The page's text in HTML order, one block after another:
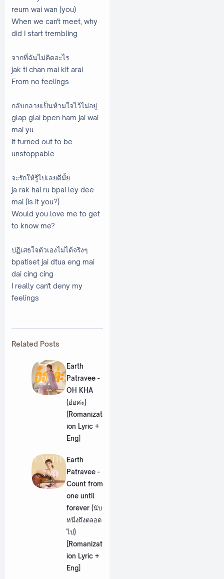
reum wai wan (you)
When we can't meet, why
did I start trembling
จากที่ฉันไม่คิดอะไร
jak ti chan mai kit arai
From no feelings
กลับกลายเป็นห้ามใจไว้ไม่อยู่
glap glai bpen ham jai wai
mai yu
It turned out to be
unstoppable
จะรักให้รู้ไปเลยดีมั้ย
ja rak hai ru bpai ley dee
mai (is it you?)
Would you love me to get
to know me?
ปฏิเสธใจตัวเองไม่ได้จริงๆ
bpatiset jai dtua eng mai
dai cing cing
I really can't deny my
feelings
Related Posts
Earth
Patravee -
OH KHA
(อ๋อค่ะ)
[Romanizat
ion Lyric +
Eng]
Earth
Patravee -
Count from
one until
forever (นับ
หนึ่งถึงตลอด
ไป)
[Romanizat
ion Lyric +
Eng]